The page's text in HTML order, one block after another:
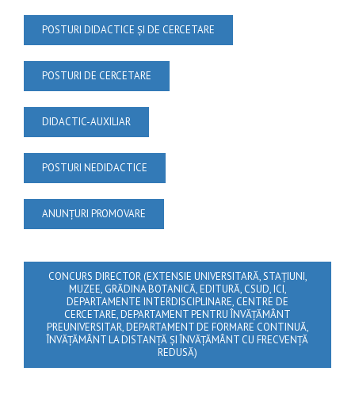
POSTURI DIDACTICE ȘI DE CERCETARE
POSTURI DE CERCETARE
DIDACTIC-AUXILIAR
POSTURI NEDIDACTICE
ANUNȚURI PROMOVARE
CONCURS DIRECTOR (EXTENSIE UNIVERSITARĂ, STAȚIUNI,
MUZEE, GRĂDINA BOTANICĂ, EDITURĂ, CSUD, ICI,
DEPARTAMENTE INTERDISCIPLINARE, CENTRE DE
CERCETARE, DEPARTAMENT PENTRU ÎNVĂȚĂMÂNT
PREUNIVERSITAR, DEPARTAMENT DE FORMARE CONTINUĂ,
ÎNVĂȚĂMÂNT LA DISTANȚĂ ȘI ÎNVĂȚĂMÂNT CU FRECVENȚĂ
REDUSĂ)